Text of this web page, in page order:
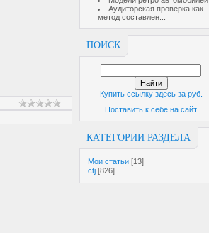
Аудиторская проверка как
метод составлен...
ПОИСК
Купить ссылку здесь за руб.
Поставить к себе на сайт
КАТЕГОРИИ РАЗДЕЛА
Мои статьи [13]
ctj [826]